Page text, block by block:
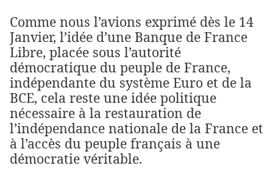
Comme nous l’avions exprimé dès le 14
Janvier, l’idée d’une Banque de France
Libre, placée sous l’autorité
démocratique du peuple de France,
indépendante du système Euro et de la
BCE, cela reste une idée politique
nécessaire à la restauration de
l’indépendance nationale de la France et
à l’accès du peuple français à une
démocratie véritable.